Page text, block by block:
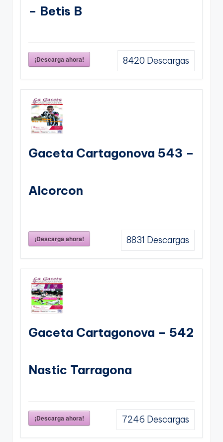
– Betis B
¡Descarga ahora! 8420 Descargas
Gaceta Cartagonova 543 –
Alcorcon
¡Descarga ahora! 8831 Descargas
Gaceta Cartagonova – 542
Nastic Tarragona
¡Descarga ahora! 7246 Descargas